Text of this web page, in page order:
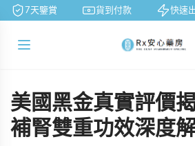
7天鑒賞 貨到付款 快速出
美國黑金真實評價
補腎雙重功效深度